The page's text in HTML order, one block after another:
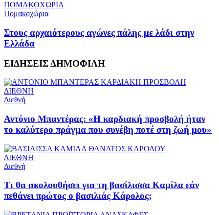
ΠΟΜΑΚΟΧΩΡΙΑ
Πομακοχώρια
Στους αρχαιότερους αγώνες πάλης με λάδι στην
Ελλάδα
ΕΙΔΗΣΕΙΣΔΗΜΟΦΙΛΗ
ΔΙΕΘΝΗ
Διεθνή
Αντόνιο Μπαντέρας: «Η καρδιακή προσβολή ήταν
το καλύτερο πράγμα που συνέβη ποτέ στη ζωή μου»
ΔΙΕΘΝΗ
Διεθνή
Τι θα ακολουθήσει για τη βασίλισσα Καμίλα εάν
πεθάνει πρώτος ο βασιλιάς Κάρολος;